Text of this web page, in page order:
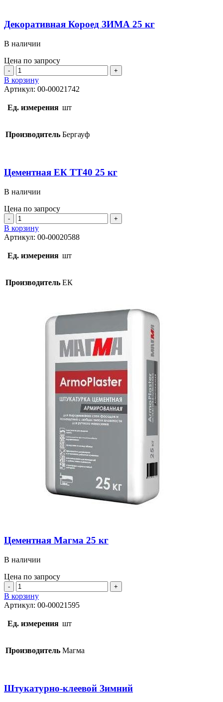
Декоративная Короед ЗИМА 25 кг
В наличии
Цена по запросу
Количество
товара
Декоративная
Короед
ЗИМА
25
В корзину
Артикул: 00-00021742
Ед. измерения шт
Производитель Бергауф
Цементная ЕК TТ40 25 кг
В наличии
Цена по запросу
Количество
товара
Цементная
TТ40
25
В корзину
Артикул: 00-00020588
Ед. измерения шт
Производитель ЕК
Цементная Магма 25 кг
В наличии
Цена по запросу
Количество
товара
Цементная
Магма
25
кг
В корзину
Артикул: 00-00021595
Ед. измерения шт
Производитель Магма
Штукатурно-клеевой Зимний